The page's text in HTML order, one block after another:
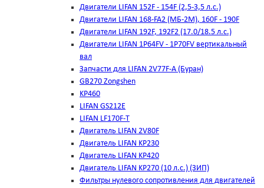
Двигатели LIFAN 152F - 154F (2,5-3,5 л.с.)
Двигатели LIFAN 168-FA2 (МБ-2М), 160F - 190F
Двигатели LIFAN 192F, 192F2 (17.0/18.5 л.с.)
Двигатели LIFAN 1Р64FV - 1Р70FV вертикальный
вал
Запчасти для LIFAN 2V77F-A (Буран)
GB270 Zongshen
KP460
LIFAN GS212E
LIFAN LF170F-T
Двигатель LIFAN 2V80F
Двигатель LIFAN KP230
Двигатель LIFAN KP420
Двигатель LIFAN KP270 (10 л.с.) (ЗИП)
Фильтры нулевого сопротивления для двигателей